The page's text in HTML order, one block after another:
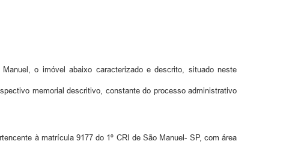
o imóvel abaixo caracterizado e descrito, situado neste
memorial descritivo, constante do processo administrativo
à matrícula 9177 do 1º CRI de São Manuel- SP, com área